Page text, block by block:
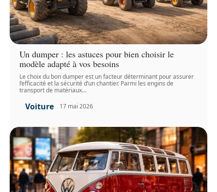
Un dumper : les astuces pour bien choisir le
modèle adapté à vos besoins
Le choix du bon dumper est un facteur déterminant pour assurer
l’efficacité et la sécurité d’un chantier. Parmi les engins de
transport de matériaux…
Voiture 17 mai 2026